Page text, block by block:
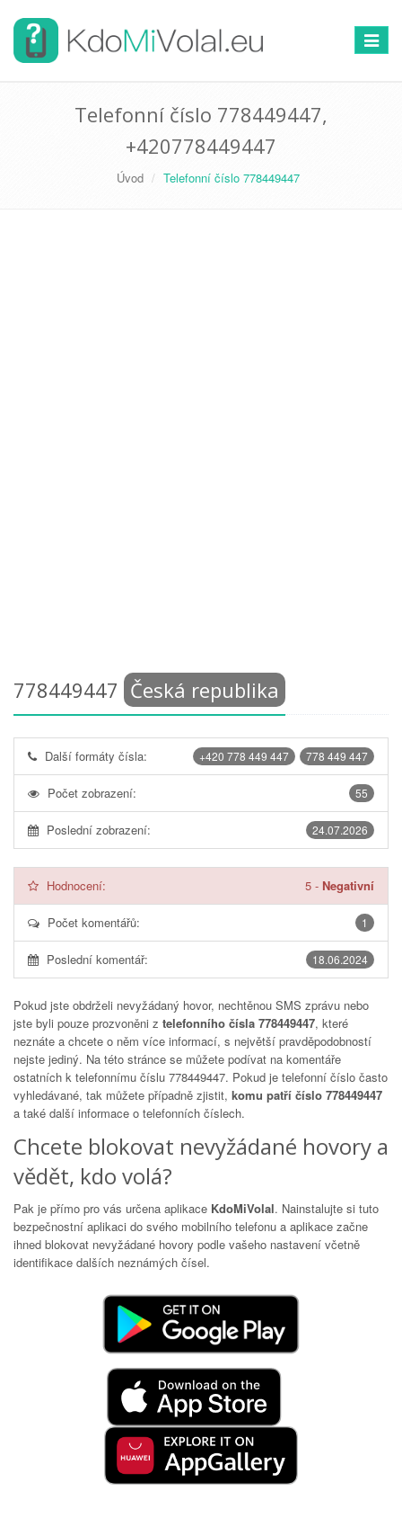
Telefonní číslo 778449447,
+420778449447
Úvod Telefonní číslo 778449447
778449447 Česká republika
778 449 447
+420 778 449 447
Další formáty čísla:
55
Počet zobrazení:
24.07.2026
Poslední zobrazení:
Hodnocení: 5 - Negativní
1
Počet komentářů:
18.06.2024
Poslední komentář:
Pokud jste obdrželi nevyžádaný hovor, nechtěnou SMS zprávu nebo
jste byli pouze prozvoněni z telefonního čísla 778449447, které
neznáte a chcete o něm více informací, s největší pravděpodobností
nejste jediný. Na této stránce se můžete podívat na komentáře
ostatních k telefonnímu číslu 778449447. Pokud je telefonní číslo často
vyhledávané, tak můžete případně zjistit, komu patří číslo 778449447
a také další informace o telefonních číslech.
Chcete blokovat nevyžádané hovory a
vědět, kdo volá?
Pak je přímo pro vás určena aplikace KdoMiVolal. Nainstalujte si tuto
bezpečnostní aplikaci do svého mobilního telefonu a aplikace začne
ihned blokovat nevyžádané hovory podle vašeho nastavení včetně
identifikace dalších neznámých čísel.